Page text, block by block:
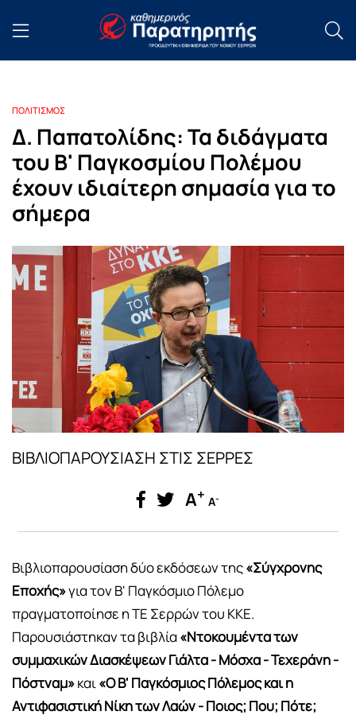
ΠΟΛΙΤΙΣΜΟΣ
Δ. Παπατολίδης: Τα διδάγματα
του Β' Παγκοσμίου Πολέμου
έχουν ιδιαίτερη σημασία για το
σήμερα
ΒΙΒΛΙΟΠΑΡΟΥΣΙΑΣΗ ΣΤΙΣ ΣΕΡΡΕΣ
A+ A-
Βιβλιοπαρουσίαση δύο εκδόσεων της«Σύγχρονης
Εποχής»για τον Β' Παγκόσμιο Πόλεμο
πραγματοποίησε η ΤΕ Σερρών του ΚΚΕ.
Παρουσιάστηκαν τα βιβλία«Ντοκουμέντα των
συμμαχικών Διασκέψεων Γιάλτα - Μόσχα - Τεχεράνη -
Πόστναμ»και«Ο Β' Παγκόσμιος Πόλεμος και η
Αντιφασιστική Νίκη των Λαών - Ποιος; Που; Πότε;